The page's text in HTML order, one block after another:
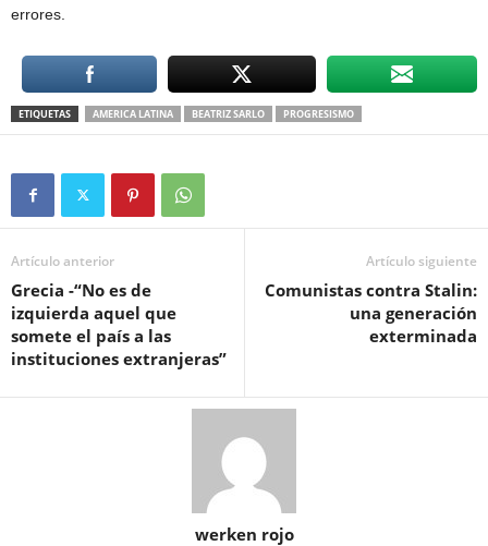
errores.
ETIQUETAS AMERICA LATINA BEATRIZ SARLO PROGRESISMO
Artículo anterior
Grecia -“No es de
izquierda aquel que
somete el país a las
instituciones extranjeras”
Artículo siguiente
Comunistas contra Stalin:
una generación
exterminada
werken rojo